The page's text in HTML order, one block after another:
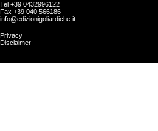
Tel +39 0432996122
Fax +39 040 566186
info@edizionigoliardiche.it
Privacy
Disclaimer